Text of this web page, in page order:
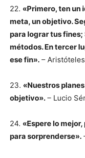
22. «Primero, ten un
meta, un objetivo.
para lograr tus
métodos. En tercer
ese fin». –
23. «Nuestros
objetivo». – Lucio
24. «Espere lo
para sorprenderse».